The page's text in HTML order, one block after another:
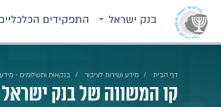
בנק ישראל התפקידים
דף הבית מידע ושירות לציבור בנקאות ותשלומים -
קו המשווה של בנק ישראל